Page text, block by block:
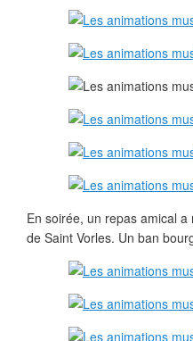
En soirée, un repas amical
de Saint Vorles. Un ban